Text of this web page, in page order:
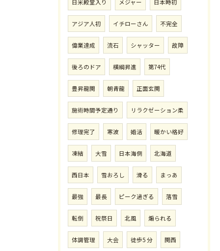
日米殿堂入り メジャー 日本時初
アジア人初 イチローさん 不完全
偉業達成 流石 シャッター 故障
後ろのドア 横綱昇進 第74代
豊昇龍関 朝青龍 正面玄関
施術時間予定通り リラクゼーション柔
修理完了 寒波 婚活 暖かい格好
凍結 大雪 日本海側 北海道
西日本 雪おろし 滑る まっあ
最強 最長 ピーク過ぎる 落雪
転倒 祝祭日 北風 煽られる
体調管理 大会 徒歩5 分 関西